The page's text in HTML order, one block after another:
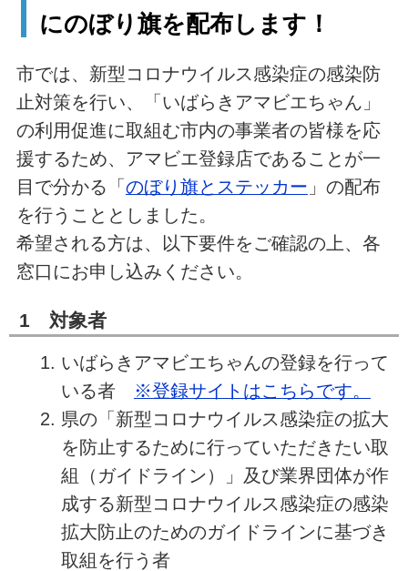
にのぼり旗を配布します！
市では、新型コロナウイルス感染症の感染防
止対策を行い、「いばらきアマビエちゃん」
の利用促進に取組む市内の事業者の皆様を応
援するため、アマビエ登録店であることが一
目で分かる「のぼり旗とステッカー 」の配布
を行うこととしました。
希望される方は、以下要件をご確認の上、各
窓口にお申し込みください。
1 対象者
いばらきアマビエちゃんの登録を行って
いる者 ※登録サイトはこちらです。
県の「新型コロナウイルス感染症の拡大
を防止するために行っていただきたい取
組（ガイドライン）」及び業界団体が作
成する新型コロナウイルス感染症の感染
拡大防止のためのガイドラインに基づき
取組を行う者